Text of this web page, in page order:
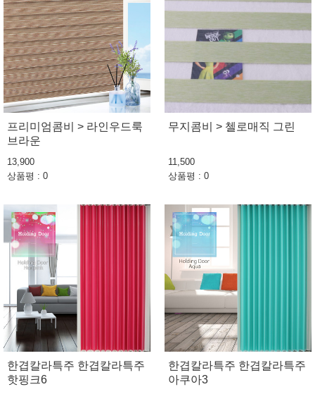
프리미엄콤비 > 라인우드룩
브라운
13,900
상품평 : 0
무지콤비 > 첼로매직 그린
11,500
상품평 : 0
한겹칼라특주 한겹칼라특주
핫핑크6
한겹칼라특주 한겹칼라특주
아쿠아3